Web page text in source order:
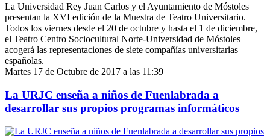
La Universidad Rey Juan Carlos y el Ayuntamiento de Móstoles
presentan la XVI edición de la Muestra de Teatro Universitario.
Todos los viernes desde el 20 de octubre y hasta el 1 de diciembre,
el Teatro Centro Sociocultural Norte-Universidad de Móstoles
acogerá las representaciones de siete compañías universitarias
españolas.
Martes 17 de Octubre de 2017 a las 11:39
La URJC enseña a niños de Fuenlabrada a
desarrollar sus propios programas informáticos